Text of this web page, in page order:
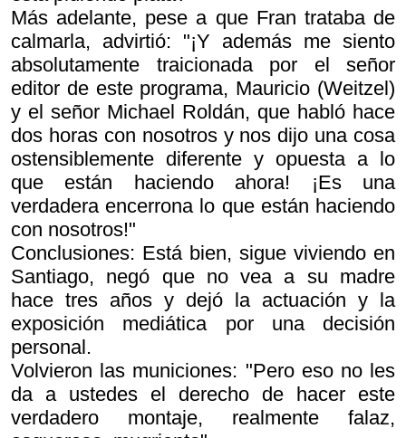
Más adelante, pese a que Fran trataba de
calmarla, advirtió: "¡Y además me siento
absolutamente traicionada por el señor
editor de este programa, Mauricio (Weitzel)
y el señor Michael Roldán, que habló hace
dos horas con nosotros y nos dijo una cosa
ostensiblemente diferente y opuesta a lo
que están haciendo ahora! ¡Es una
verdadera encerrona lo que están haciendo
con nosotros!"
Conclusiones: Está bien, sigue viviendo en
Santiago, negó que no vea a su madre
hace tres años y dejó la actuación y la
exposición mediática por una decisión
personal.
Volvieron las municiones: "Pero eso no les
da a ustedes el derecho de hacer este
verdadero montaje, realmente falaz,